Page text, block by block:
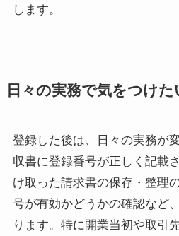
します。
日々の実務で気をつけた
登録した後は、日々の実務が
収書に登録番号が正しく記載
け取った請求書の保存・整理
号が有効かどうかの確認など
ります。特に開業当初や取引